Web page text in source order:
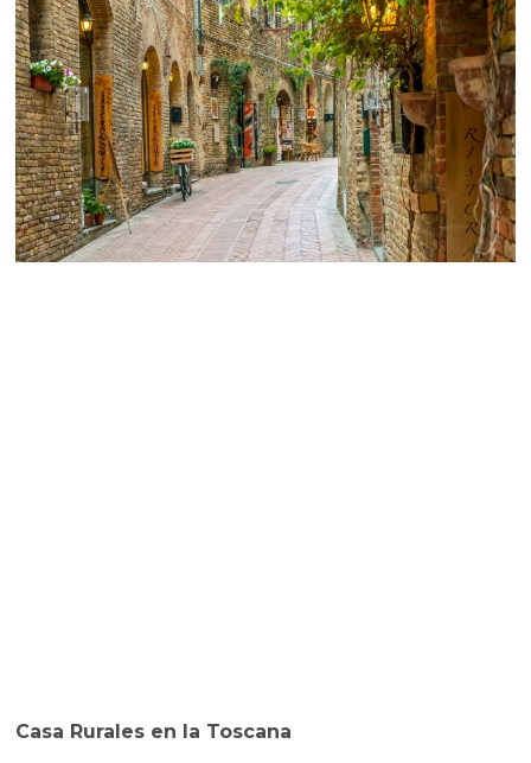
Casa Rurales en la Toscana